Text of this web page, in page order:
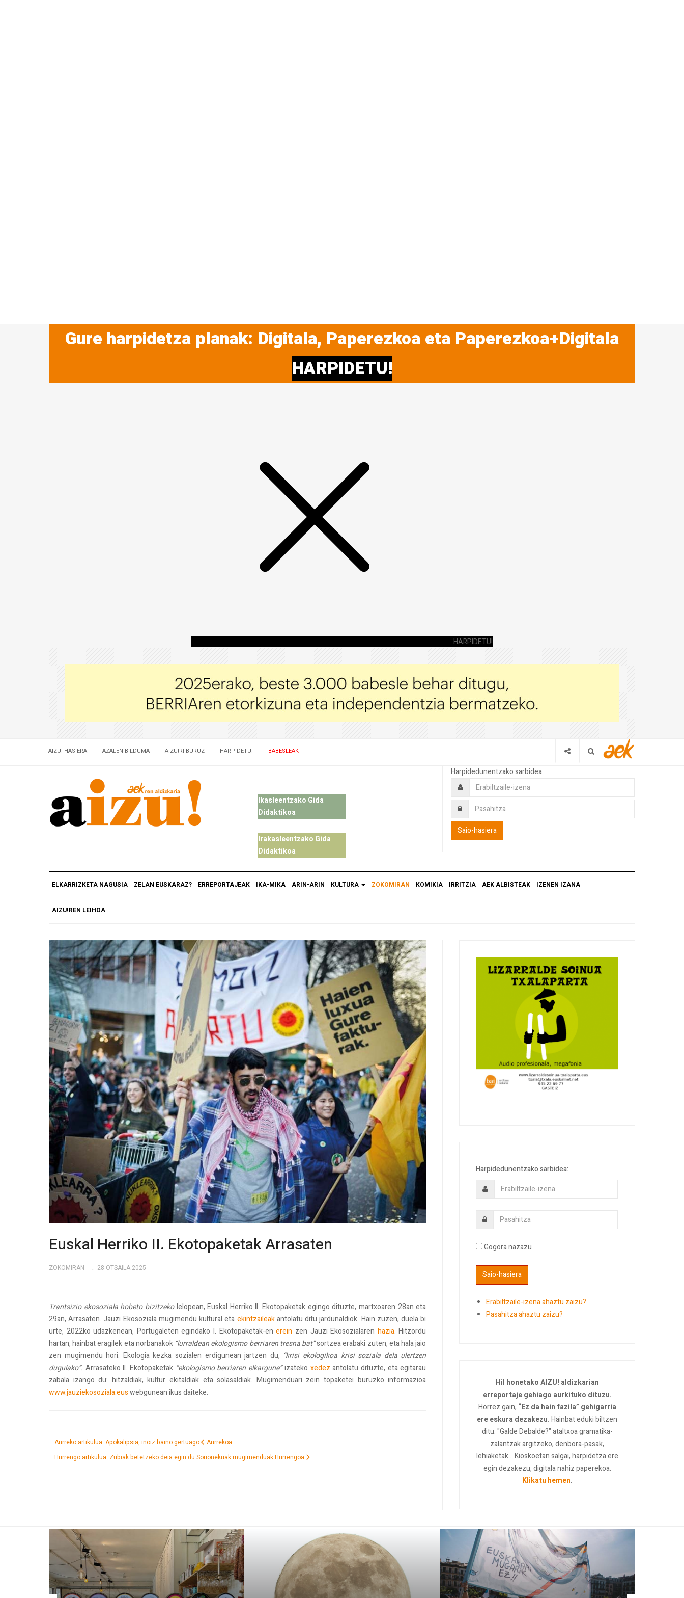
Gure harpidetza planak: Digitala, Paperezkoa eta Paperezkoa+Digitala
HARPIDETU!
HARPIDETU!
AIZU! HASIERA AZALEN BILDUMA AIZU!RI BURUZ HARPIDETU! BABESLEAK
Ikasleentzako Gida
Didaktikoa
Irakasleentzako Gida
Didaktikoa
Harpidedunentzako sarbidea:
ELKARRIZKETA NAGUSIA ZELAN EUSKARAZ? ERREPORTAJEAK IKA-MIKA ARIN-ARIN KULTURA ZOKOMIRAN KOMIKIA IRRITZIA AEK ALBISTEAK IZENEN IZANA
AIZU!REN LEIHOA
Euskal Herriko II. Ekotopaketak Arrasaten
ZOKOMIRAN 28 OTSAILA 2025
Trantsizio ekosoziala hobeto bizitzekolelopean, Euskal Herriko II. Ekotopaketak egingo dituzte, martxoaren 28an eta
29an, Arrasaten. Jauzi Ekosoziala mugimendu kultural eta ekintzaileakantolatu ditu jardunaldiok. Hain zuzen, duela bi
urte, 2022ko udazkenean, Portugaleten egindako I. Ekotopaketak-enerein zen Jauzi Ekosozialaren hazia. Hitzordu
hartan, hainbat eragilek eta norbanakok “lurraldean ekologismo berriaren tresna bat”sortzea erabaki zuten, eta hala jaio
zen mugimendu hori. Ekologia kezka sozialen erdigunean jartzen du, “krisi ekologikoa krisi soziala dela ulertzen
dugulako”. Arrasateko II. Ekotopaketak “ekologismo berriaren elkargune”izateko xedez antolatu dituzte, eta egitarau
zabala izango du: hitzaldiak, kultur ekitaldiak eta solasaldiak. Mugimenduari zein topaketei buruzko informazioa
www.jauziekosoziala.euswebgunean ikus daiteke.
Aurreko artikulua: Apokalipsia, inoiz baino gertuago
Aurrekoa
Hurrengo artikulua: Zubiak betetzeko deia egin du Sorionekuak mugimenduakHurrengoa
Harpidedunentzako sarbidea:
Gogora nazazu
Erabiltzaile-izena ahaztu zaizu?
Pasahitza ahaztu zaizu?
Hil honetako AIZU! aldizkarian
erreportaje gehiago aurkituko dituzu.
Horrez gain, “Ez da hain fazila” gehigarria
ere eskura dezakezu.Hainbat eduki biltzen
ditu: "Galde Debalde?" ataltxoa gramatika-
zalantzak argitzeko, denbora-pasak,
lehiaketak... Kioskoetan salgai, harpidetza ere
egin dezakezu, digitala nahiz paperekoa.
Klikatu hemen.